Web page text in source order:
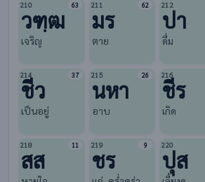
210 63
วฑฺฒ
เจริญ
211 62
มร
ตาย
212
ปา
ดื่ม
214 37
ชีว
เป็นอยู่
215 26
นหา
อาบ
216
ชีร
เกิด
218 11
สส
219 9
ชร
220
ปุส